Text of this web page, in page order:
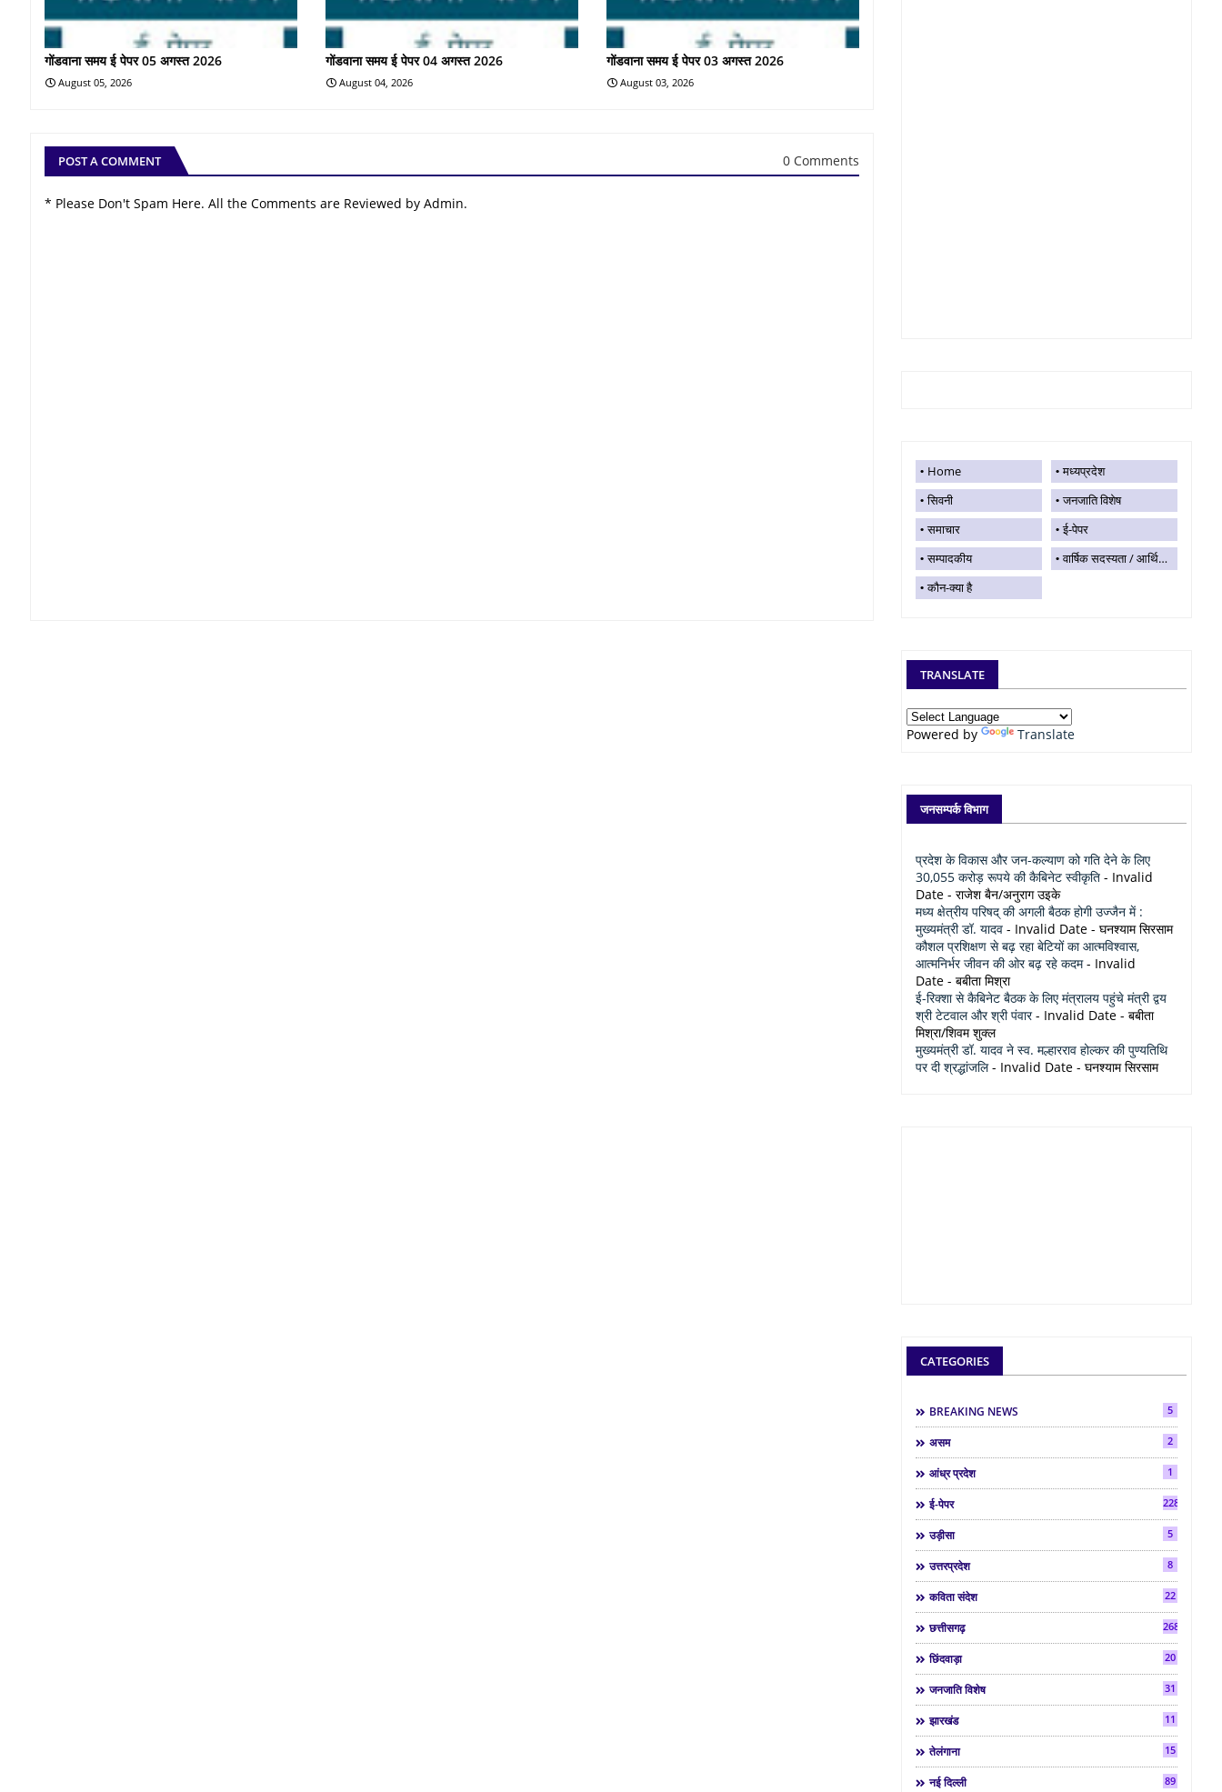
गोंडवाना समय ई पेपर 05 अगस्त 2026
August 05, 2026
गोंडवाना समय ई पेपर 04 अगस्त 2026
August 04, 2026
गोंडवाना समय ई पेपर 03 अगस्त 2026
August 03, 2026
POST A COMMENT 0 Comments
* Please Don't Spam Here. All the Comments are Reviewed by Admin.
Home
मध्यप्रदेश
सिवनी
जनजाति विशेष
समाचार
ई-पेपर
सम्पादकीय
वार्षिक सदस्यता / आर्थिक सहयोग
कौन-क्या है
TRANSLATE
Powered by Translate
जनसम्पर्क विभाग
प्रदेश के विकास और जन-कल्याण को गति देने के लिए
30,055 करोड़ रूपये की कैबिनेट स्वीकृति - Invalid
Date - राजेश बैन/अनुराग उइके
मध्य क्षेत्रीय परिषद् की अगली बैठक होगी उज्जैन में :
मुख्यमंत्री डॉ. यादव - Invalid Date - घनश्याम सिरसाम
कौशल प्रशिक्षण से बढ़ रहा बेटियों का आत्मविश्वास,
आत्मनिर्भर जीवन की ओर बढ़ रहे कदम- Invalid
Date - बबीता मिश्रा
ई-रिक्शा से कैबिनेट बैठक के लिए मंत्रालय पहुंचे मंत्री द्वय
श्री टेटवाल और श्री पंवार- Invalid Date - बबीता
मिश्रा/शिवम शुक्ल
मुख्यमंत्री डॉ. यादव ने स्व. मल्हारराव होल्कर की पुण्यतिथि
पर दी श्रद्धांजलि- Invalid Date - घनश्याम सिरसाम
CATEGORIES
BREAKING NEWS 5
असम 2
आंध्र प्रदेश 1
ई-पेपर 2286
उड़ीसा 5
उत्तरप्रदेश 8
कविता संदेश 22
छत्तीसगढ़ 268
छिंदवाड़ा 20
जनजाति विशेष 31
झारखंड 11
तेलंगाना 15
नई दिल्ली 89